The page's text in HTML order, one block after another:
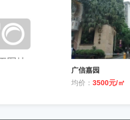
广信嘉园
均价： 3500元/㎡